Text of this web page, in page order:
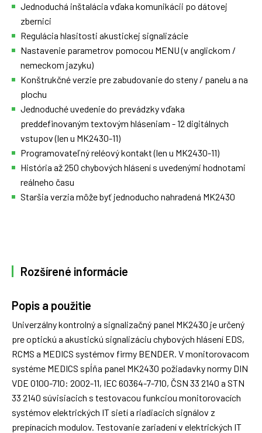
Jednoduchá inštalácia vďaka komunikácii po dátovej
zbernici
Regulácia hlasitosti akustickej signalizácie
Nastavenie parametrov pomocou MENU (v anglickom /
nemeckom jazyku)
Konštrukčné verzie pre zabudovanie do steny / panelu a na
plochu
Jednoduché uvedenie do prevádzky vďaka
preddefinovaným textovým hláseniam - 12 digitálnych
vstupov (len u MK2430-11)
Programovateľný reléový kontakt (len u MK2430-11)
História až 250 chybových hlásení s uvedenými hodnotami
reálneho času
Staršia verzia môže byť jednoducho nahradená MK2430
Rozšírené informácie
Popis a použitie
Univerzálny kontrolný a signalizačný panel MK2430 je určený
pre optickú a akustickú signalizáciu chybových hlásení EDS,
RCMS a MEDICS systémov firmy BENDER. V monitorovacom
systéme MEDICS spĺňa panel MK2430 požiadavky normy DIN
VDE 0100-710: 2002-11, IEC 60364-7-710, ČSN 33 2140 a STN
33 2140 súvisiacich s testovacou funkciou monitorovacích
systémov elektrických IT sietí a riadiacich signálov z
prepínacích modulov. Testovanie zariadení v elektrických IT